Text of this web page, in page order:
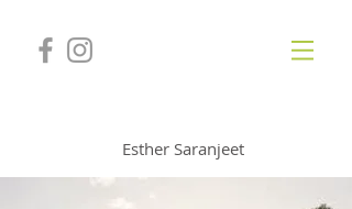
Esther Saranjeet